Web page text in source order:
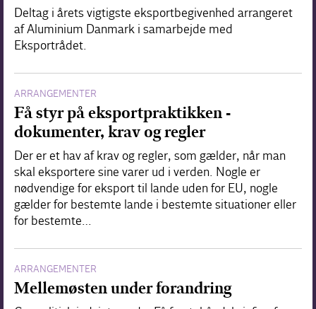
Deltag i årets vigtigste eksportbegivenhed arrangeret
af Aluminium Danmark i samarbejde med
Eksportrådet.
ARRANGEMENTER
Få styr på eksportpraktikken -
dokumenter, krav og regler
Der er et hav af krav og regler, som gælder, når man
skal eksportere sine varer ud i verden. Nogle er
nødvendige for eksport til lande uden for EU, nogle
gælder for bestemte lande i bestemte situationer eller
for bestemte…
ARRANGEMENTER
Mellemøsten under forandring